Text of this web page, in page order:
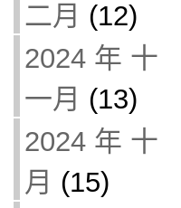
二月 (12)
2024 年 十
一月 (13)
2024 年 十
月 (15)